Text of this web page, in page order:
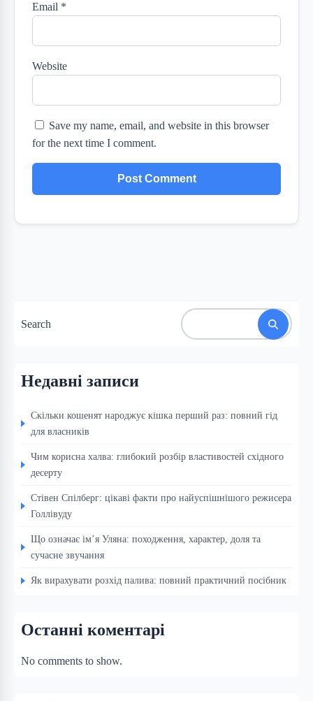
Email *
Website
Save my name, email, and website in this browser
for the next time I comment.
Search
Недавні записи
Скільки кошенят народжує кішка перший раз: повний гід
для власників
Чим корисна халва: глибокий розбір властивостей східного
десерту
Стівен Спілберг: цікаві факти про найуспішнішого режисера
Голлівуду
Що означає ім’я Уляна: походження, характер, доля та
сучасне звучання
Як вирахувати розхід палива: повний практичний посібник
Останні коментарі
No comments to show.